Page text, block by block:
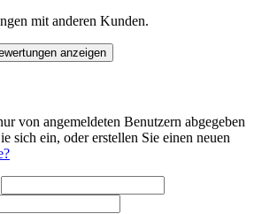
mit anderen Kunden.
anzeigen
von angemeldeten Benutzern abgegeben
sich ein, oder erstellen Sie einen neuen